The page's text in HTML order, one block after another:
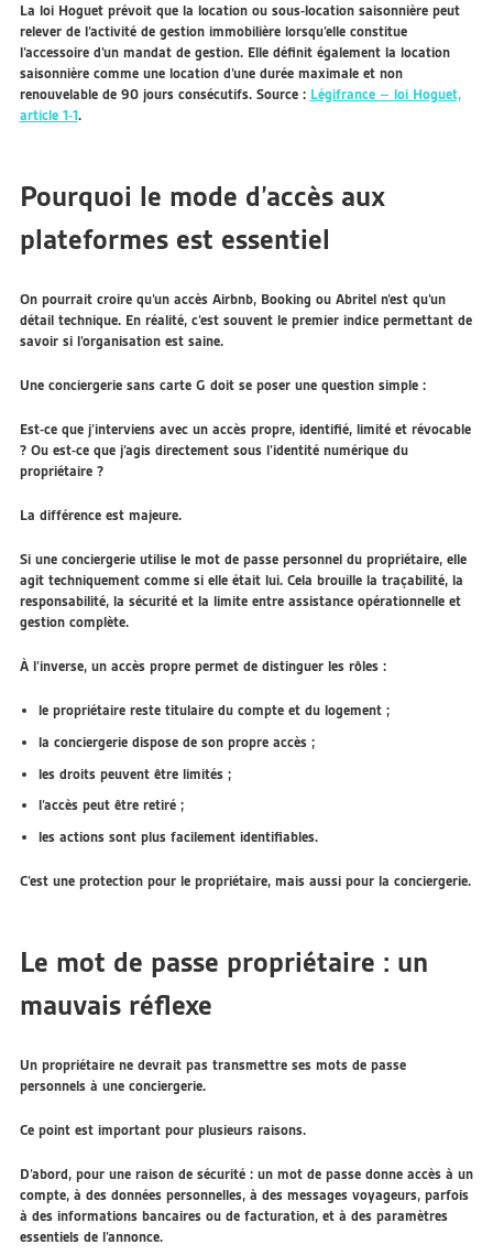
La loi Hoguet prévoit que la location ou sous-location saisonnière peut
relever de l’activité de gestion immobilière lorsqu’elle constitue
l’accessoire d’un mandat de gestion. Elle définit également la location
saisonnière comme une location d’une durée maximale et non
renouvelable de 90 jours consécutifs. Source : Légifrance – loi Hoguet,
article 1-1.
Pourquoi le mode d’accès aux
plateformes est essentiel
On pourrait croire qu’un accès Airbnb, Booking ou Abritel n’est qu’un
détail technique. En réalité, c’est souvent le premier indice permettant de
savoir si l’organisation est saine.
Une conciergerie sans carte G doit se poser une question simple :
Est-ce que j’interviens avec un accès propre, identifié, limité et révocable
? Ou est-ce que j’agis directement sous l’identité numérique du
propriétaire ?
La différence est majeure.
Si une conciergerie utilise le mot de passe personnel du propriétaire, elle
agit techniquement comme si elle était lui. Cela brouille la traçabilité, la
responsabilité, la sécurité et la limite entre assistance opérationnelle et
gestion complète.
À l’inverse, un accès propre permet de distinguer les rôles :
le propriétaire reste titulaire du compte et du logement ;
la conciergerie dispose de son propre accès ;
les droits peuvent être limités ;
l’accès peut être retiré ;
les actions sont plus facilement identifiables.
C’est une protection pour le propriétaire, mais aussi pour la conciergerie.
Le mot de passe propriétaire : un
mauvais réflexe
Un propriétaire ne devrait pas transmettre ses mots de passe
personnels à une conciergerie.
Ce point est important pour plusieurs raisons.
D’abord, pour une raison de sécurité : un mot de passe donne accès à un
compte, à des données personnelles, à des messages voyageurs, parfois
à des informations bancaires ou de facturation, et à des paramètres
essentiels de l’annonce.